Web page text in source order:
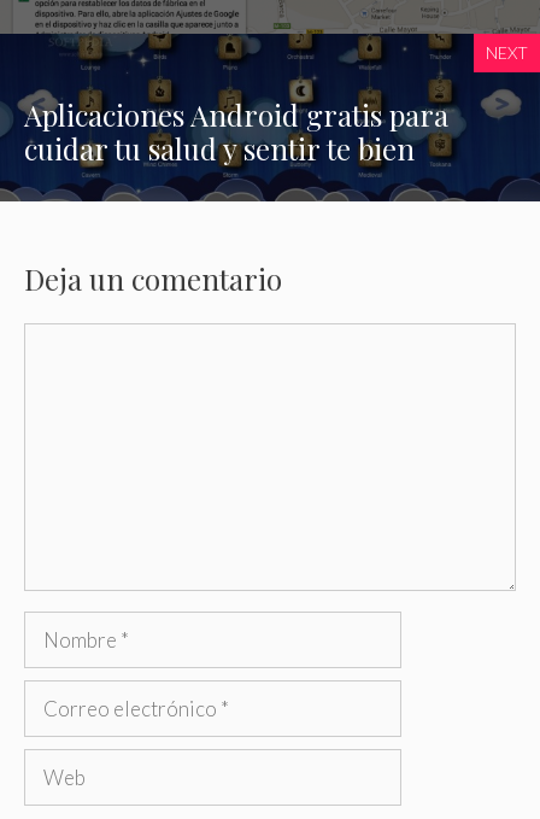
NEXT
Aplicaciones Android gratis para
cuidar tu salud y sentir te bien
Deja un comentario
Nombre
Correo
Web